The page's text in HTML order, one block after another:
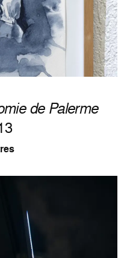
de Palerme